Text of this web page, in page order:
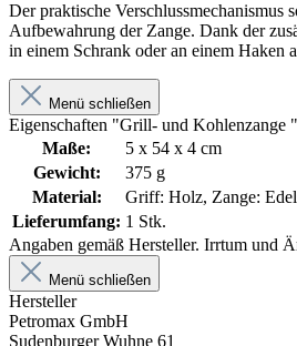
Der praktische Verschlussmechanismus
Aufbewahrung der Zange. Dank der
in einem Schrank oder an einem Haken
Menü schließen
Eigenschaften "Grill- und Kohlenzange "
Maße:
5 x 54 x 4 cm
Gewicht:
375 g
Material:
Griff: Holz, Zange:
Lieferumfang: 1 Stk.
Angaben gemäß Hersteller. Irrtum und
Menü schließen
Hersteller
Petromax GmbH
Sudenburger Wuhne 61